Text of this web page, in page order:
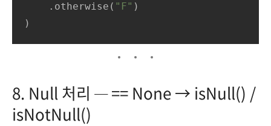
    .otherwise(
"F" )
)
8. Null 처리 — == None → isNull() /
isNotNull()